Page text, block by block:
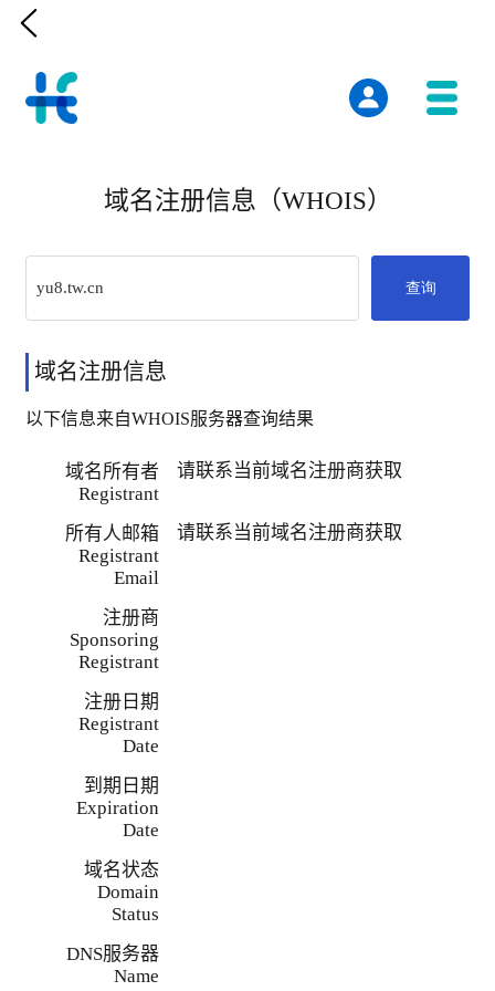

域名注册信息（WHOIS）
查询
域名注册信息
以下信息来自WHOIS服务器查询结果
域名所有者
Registrant
请联系当前域名注册商获取
所有人邮箱
Registrant
Email
请联系当前域名注册商获取
注册商
Sponsoring
Registrant
注册日期
Registrant
Date
到期日期
Expiration
Date
域名状态
Domain
Status
DNS服务器
Name